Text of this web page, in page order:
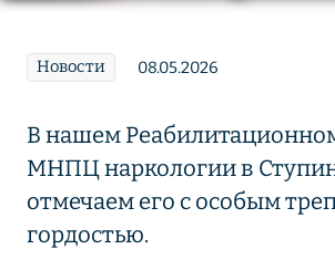
Новости 08.05.2026
В нашем
МНПЦ наркологии в
отмечаем его с особым
гордостью.